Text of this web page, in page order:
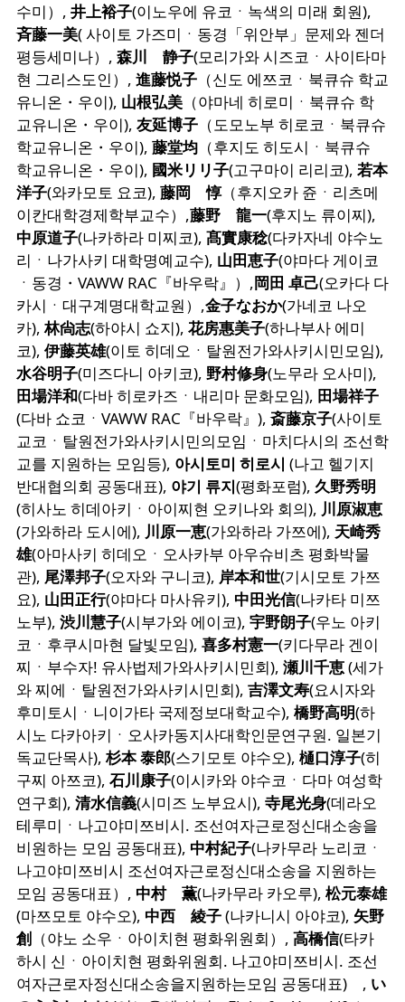
수미）, 井上裕子(이노우에 유코ㆍ녹색의 미래 회원),
斉藤一美( 사이토 가즈미ㆍ동경「위안부」문제와 젠더
평등세미나）, 森川 静子(모리가와 시즈코ㆍ사이타마
현 그리스도인）, 進藤悦子 （신도 에쯔코ㆍ북큐슈 학교
유니온・우이), 山根弘美 （야마네 히로미ㆍ북큐슈 학
교유니온・우이), 友延博子 （도모노부 히로코ㆍ북큐슈
학교유니온・우이), 藤堂均 （후지도 히도시ㆍ북큐슈
학교유니온・우이), 國米リリ子(고구마이 리리코), 若本
洋子(와카모토 요코), 藤岡 惇（후지오카 쥰ㆍ리츠메
이칸대학경제학부교수）,藤野 龍一(후지노 류이찌),
中原道子(나카하라 미찌코), 髙實康稔(다카자네 야수노
리ㆍ나가사키 대학명예교수), 山田恵子(야마다 게이코
ㆍ동경・VAWW RAC『바우락』）,岡田 卓己(오카다 다
카시ㆍ대구계명대학교원）,金子なおか(가네코 나오
카),林尙志(하야시 쇼지), 花房惠美子(하나부사 에미
코), 伊藤英雄(이토 히데오ㆍ탈원전가와사키시민모임),
水谷明子(미즈다니 아키코), 野村修身(노무라 오사미),
田場洋和(다바 히로카즈ㆍ내리마 문화모임), 田場祥子
(다바 쇼코ㆍVAWW RAC『바우락』),斎藤京子(사이토
교코ㆍ탈원전가와사키시민의모임ㆍ마치다시의 조선학
교를 지원하는 모임등), 아시토미 히로시 (나고 헬기지
반대협의회 공동대표), 야기 류지(평화포럼), 久野秀明
(히사노 히데아키ㆍ아이찌현 오키나와 회의), 川原淑恵
(가와하라 도시에), 川原一恵(가와하라 가쯔에), 天崎秀
雄(아마사키 히데오ㆍ오사카부 아우슈비츠 평화박물
관), 尾澤邦子(오자와 구니코), 岸本和世(기시모토 가쯔
요), 山田正行(야마다 마사유키), 中田光信(나카타 미쯔
노부), 渋川慧子(시부가와 에이코), 宇野朗子(우노 아키
코ㆍ후쿠시마현 달빛모임), 喜多村憲一(키다무라 겐이
찌ㆍ부수자! 유사법제가와사키시민회), 瀬川千恵(세가
와 찌에ㆍ탈원전가와사키시민회), 吉澤文寿(요시자와
후미토시ㆍ니이가타 국제정보대학교수), 橋野高明(하
시노 다카아키ㆍ오사카동지사대학인문연구원. 일본기
독교단목사),杉本 泰郎(스기모토 야수오), 樋口淳子(히
구찌 아쯔코), 石川康子(이시카와 야수코ㆍ다마 여성학
연구회), 清水信義(시미즈 노부요시), 寺尾光身(데라오
테루미ㆍ나고야미쯔비시. 조선여자근로정신대소송을
비원하는 모임 공동대표), 中村紀子(나카무라 노리코ㆍ
나고야미쯔비시 조선여자근로정신대소송을 지원하는
모임 공동대표）, 中村 薫(나카무라 카오루), 松元泰雄
(마쯔모토 야수오), 中西 綾子(나카니시 아야코), 矢野
創 （야노 소우ㆍ아이치현 평화위원회）, 高橋信(타카
하시 신ㆍ아이치현 평화위원회. 나고야미쯔비시. 조선
여자근로자정신대소송을지원하는모임 공동대표) , い